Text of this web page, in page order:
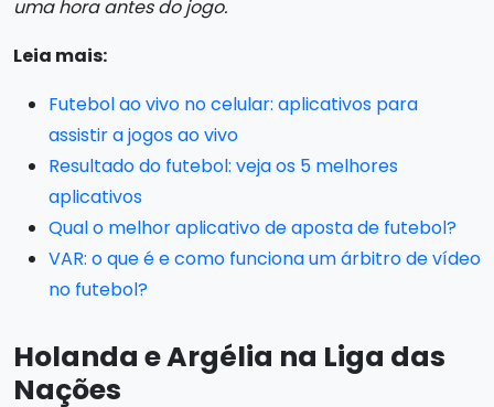
uma hora antes do jogo.
Leia mais:
Futebol ao vivo no celular: aplicativos para
assistir a jogos ao vivo
Resultado do futebol: veja os 5 melhores
aplicativos
Qual o melhor aplicativo de aposta de futebol?
VAR: o que é e como funciona um árbitro de vídeo
no futebol?
Holanda e Argélia na Liga das
Nações